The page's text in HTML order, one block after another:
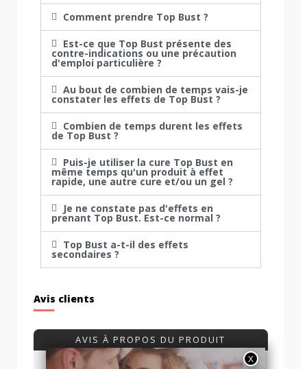
Comment prendre Top Bust ?
Est-ce que Top Bust présente des
contre-indications ou une précaution
d'emploi particulière ?
Au bout de combien de temps vais-je
constater les effets de Top Bust ?
Combien de temps durent les effets
de Top Bust ?
Puis-je utiliser la cure Top Bust en
même temps qu'un produit à effet
rapide, une autre cure et/ou un gel ?
Je ne constate pas d'effets en
prenant Top Bust. Est-ce normal ?
Top Bust a-t-il des effets
secondaires ?
Avis clients
AVIS À PROPOS DU PRODUIT